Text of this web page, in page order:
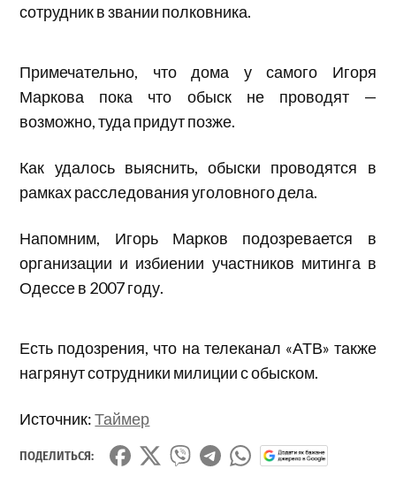
сотрудник в звании полковника.
Примечательно, что дома у самого Игоря
Маркова пока что обыск не проводят —
возможно, туда придут позже.
Как удалось выяснить, обыски проводятся в
рамках расследования уголовного дела.
Напомним, Игорь Марков подозревается в
организации и избиении участников митинга в
Одессе в 2007 году.
Есть подозрения, что на телеканал «АТВ» также
нагрянут сотрудники милиции с обыском.
Источник:Таймер
ПОДЕЛИТЬСЯ: